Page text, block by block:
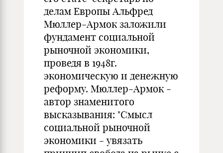
делам Европы Альфред
Мюллер-Армок заложили
фундамент социальной
рыночной экономики,
проведя в 1948г.
экономическую и денежную
реформу. Мюллер-Армок -
автор знаменитого
высказывания: "Смысл
социальной рыночной
экономики - увязать